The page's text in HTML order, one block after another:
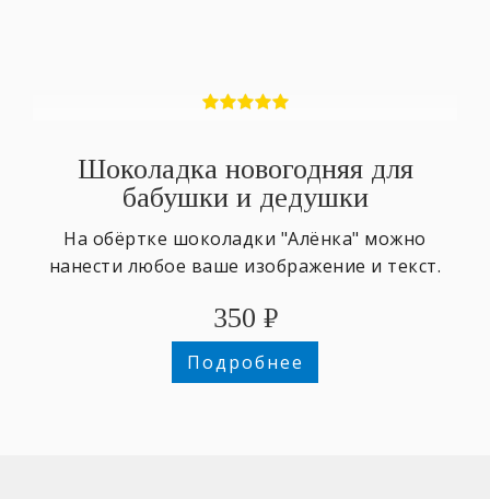
Шоколадка новогодняя для
бабушки и дедушки
На обёртке шоколадки "Алёнка" можно
нанести любое ваше изображение и текст.
350 ₽
Подробнее